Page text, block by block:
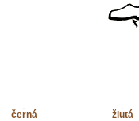
černá žlutá